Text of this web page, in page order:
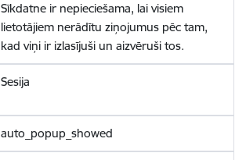
Sīkdatne ir nepieciešama, lai visiem
lietotājiem nerādītu ziņojumus pēc tam,
kad viņi ir izlasījuši un aizvēruši tos.
Sesija
auto_popup_showed